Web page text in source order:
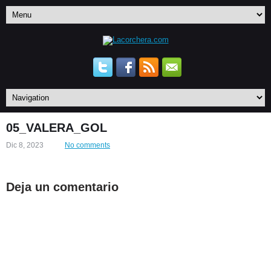
05_VALERA_GOL
Dic 8, 2023 No comments
Deja un comentario